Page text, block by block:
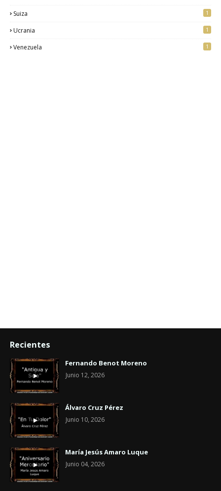
Suiza
1
Ucrania 1
Venezuela 1
Recientes
Fernando Benot Moreno
Junio 12, 2026
Álvaro Cruz Pérez
Junio 10, 2026
María Jesús Amaro Luque
Junio 04, 2026